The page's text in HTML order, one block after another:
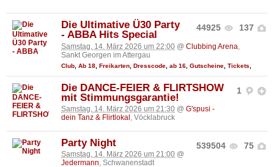
44925 137
Die Ultimative Ü30 Party
- ABBA Hits Special
Samstag, 14. März 2026 um 22:00 @ Clubbing Arena
Sankt Georgen im Attergau
Club Ab 18 Freikarten Dresscode ab 16 Gutscheine Tickets
1
Die DANCE-FEIER & FLIRTSHOW
mit Stimmungsgarantie!
Samstag, 14. März 2026 um 21:30 @ G'spusi -
dein Tanz & Flirtlokal , Vöcklabruck
539504 75
Party Night
Samstag, 14. März 2026 um 21:00 @
Jedermann, Schwanenstadt